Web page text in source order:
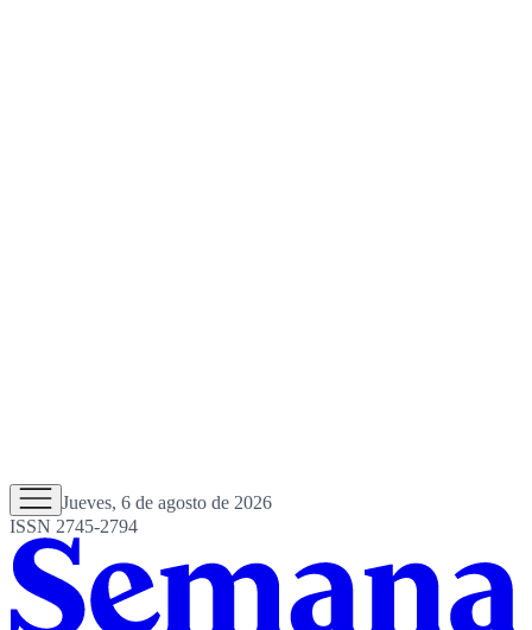
Jueves, 6 de agosto de 2026
ISSN 2745-2794